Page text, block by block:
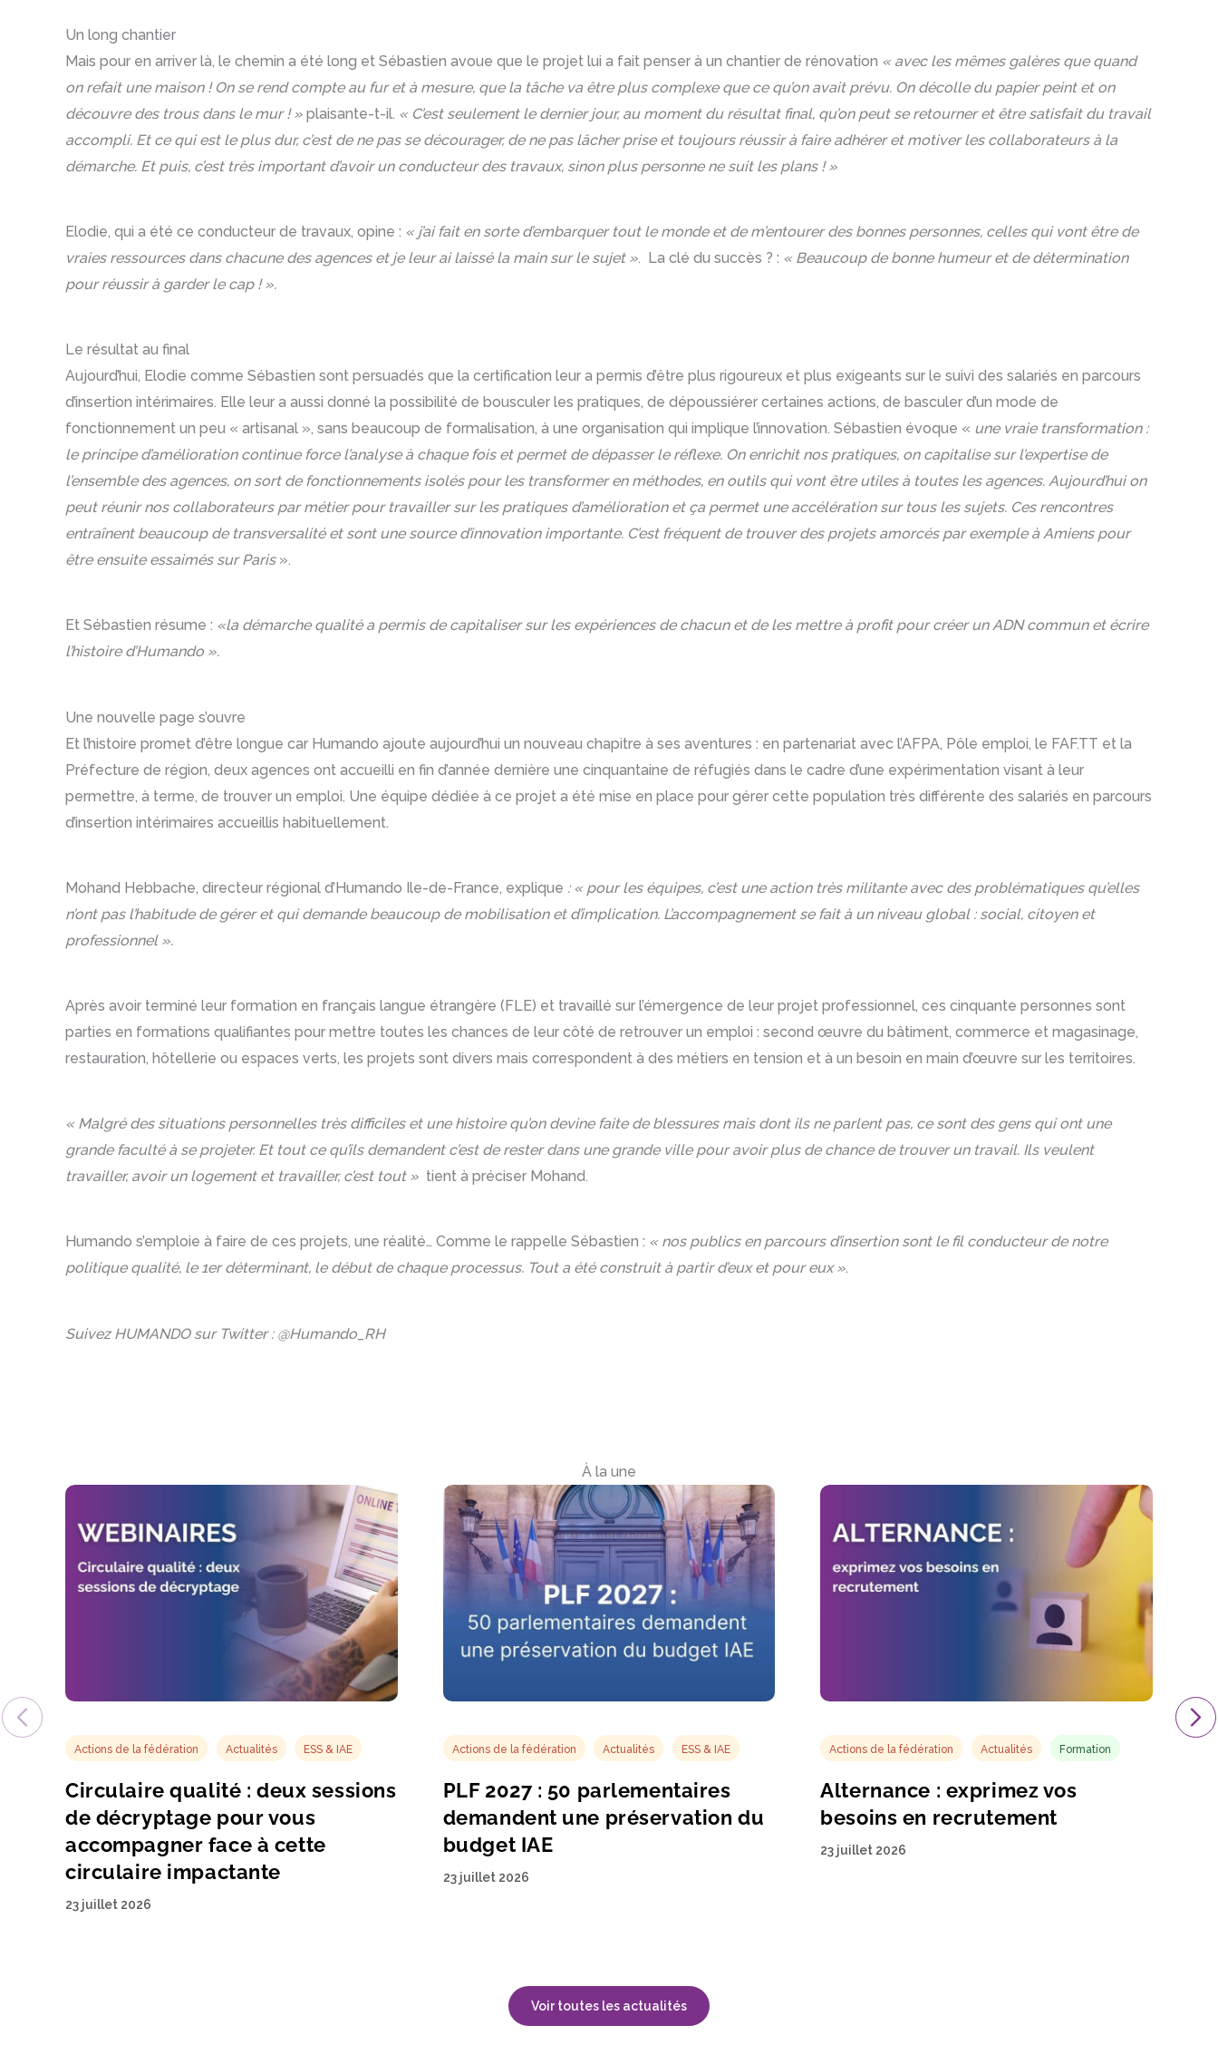
Un long chantier
Mais pour en arriver là, le chemin a été long et Sébastien avoue que le projet lui a fait penser à un chantier de rénovation « avec les mêmes galères que quand
on refait une maison ! On se rend compte au fur et à mesure, que la tâche va être plus complexe que ce qu’on avait prévu. On décolle du papier peint et on
découvre des trous dans le mur ! » plaisante-t-il. « C’est seulement le dernier jour, au moment du résultat final, qu’on peut se retourner et être satisfait du travail
accompli. Et ce qui est le plus dur, c’est de ne pas se décourager, de ne pas lâcher prise et toujours réussir à faire adhérer et motiver les collaborateurs à la
démarche. Et puis, c’est très important d’avoir un conducteur des travaux, sinon plus personne ne suit les plans ! »
Elodie, qui a été ce conducteur de travaux, opine : « j’ai fait en sorte d’embarquer tout le monde et de m’entourer des bonnes personnes, celles qui vont être de
vraies ressources dans chacune des agences et je leur ai laissé la main sur le sujet ». La clé du succès ? : « Beaucoup de bonne humeur et de détermination
pour réussir à garder le cap ! ».
Le résultat au final
Aujourd’hui, Elodie comme Sébastien sont persuadés que la certification leur a permis d’être plus rigoureux et plus exigeants sur le suivi des salariés en parcours
d’insertion intérimaires. Elle leur a aussi donné la possibilité de bousculer les pratiques, de dépoussiérer certaines actions, de basculer d’un mode de
fonctionnement un peu « artisanal », sans beaucoup de formalisation, à une organisation qui implique l’innovation. Sébastien évoque « une vraie transformation :
le principe d’amélioration continue force l’analyse à chaque fois et permet de dépasser le réflexe. On enrichit nos pratiques, on capitalise sur l’expertise de
l’ensemble des agences, on sort de fonctionnements isolés pour les transformer en méthodes, en outils qui vont être utiles à toutes les agences. Aujourd’hui on
peut réunir nos collaborateurs par métier pour travailler sur les pratiques d’amélioration et ça permet une accélération sur tous les sujets. Ces rencontres
entraînent beaucoup de transversalité et sont une source d’innovation importante. C’est fréquent de trouver des projets amorcés par exemple à Amiens pour
être ensuite essaimés sur Paris».
Et Sébastien résume : «la démarche qualité a permis de capitaliser sur les expériences de chacun et de les mettre à profit pour créer un ADN commun et écrire
l’histoire d’Humando ».
Une nouvelle page s’ouvre
Et l’histoire promet d’être longue car Humando ajoute aujourd’hui un nouveau chapitre à ses aventures : en partenariat avec l’AFPA, Pôle emploi, le FAF.TT et la
Préfecture de région, deux agences ont accueilli en fin d’année dernière une cinquantaine de réfugiés dans le cadre d’une expérimentation visant à leur
permettre, à terme, de trouver un emploi. Une équipe dédiée à ce projet a été mise en place pour gérer cette population très différente des salariés en parcours
d’insertion intérimaires accueillis habituellement.
Mohand Hebbache, directeur régional d’Humando Ile-de-France, explique : « pour les équipes, c’est une action très militante avec des problématiques qu’elles
n’ont pas l’habitude de gérer et qui demande beaucoup de mobilisation et d’implication. L’accompagnement se fait à un niveau global : social, citoyen et
professionnel ».
Après avoir terminé leur formation en français langue étrangère (FLE) et travaillé sur l’émergence de leur projet professionnel, ces cinquante personnes sont
parties en formations qualifiantes pour mettre toutes les chances de leur côté de retrouver un emploi : second œuvre du bâtiment, commerce et magasinage,
restauration, hôtellerie ou espaces verts, les projets sont divers mais correspondent à des métiers en tension et à un besoin en main d’œuvre sur les territoires.
« Malgré des situations personnelles très difficiles et une histoire qu’on devine faite de blessures mais dont ils ne parlent pas, ce sont des gens qui ont une
grande faculté à se projeter. Et tout ce qu’ils demandent c’est de rester dans une grande ville pour avoir plus de chance de trouver un travail. Ils veulent
travailler, avoir un logement et travailler, c’est tout » tient à préciser Mohand.
Humando s’emploie à faire de ces projets, une réalité… Comme le rappelle Sébastien : « nos publics en parcours d’insertion sont le fil conducteur de notre
politique qualité, le 1er déterminant, le début de chaque processus. Tout a été construit à partir d’eux et pour eux ».
Suivez HUMANDO sur Twitter : @Humando_RH
À la une
Actions de la fédération Actualités ESS & IAE
Circulaire qualité : deux sessions
de décryptage pour vous
accompagner face à cette
circulaire impactante
23 juillet 2026
Actions de la fédération Actualités ESS & IAE
PLF 2027 : 50 parlementaires
demandent une préservation du
budget IAE
23 juillet 2026
Actions de la fédération Actualités Formation
Alternance : exprimez vos
besoins en recrutement
23 juillet 2026
Voir toutes les actualités